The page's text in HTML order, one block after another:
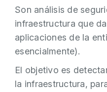
Son análisis de
infraestructura que
aplicaciones de la
esencialmente).
El objetivo es
la infraestructura,